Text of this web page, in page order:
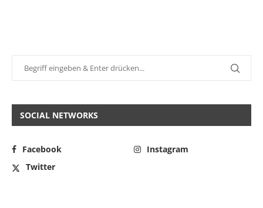
SOCIAL NETWORKS
Facebook
Instagram
Twitter